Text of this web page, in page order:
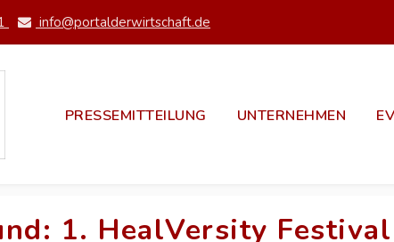
info@portalderwirtschaft.de
PRESSEMITTEILUNG UNTERNEHMEN
1. HealVersity